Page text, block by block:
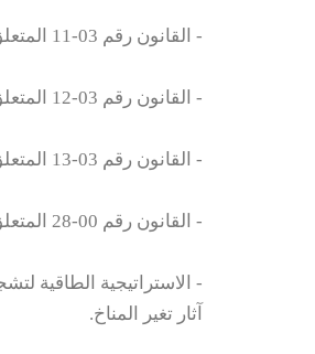
- القانون رقم 03-11 المتعلق بحماية واستصلاح البيئة.
- القانون رقم 03-12 المتعلق بدراسة التأثير على البيئة.
- القانون رقم 03-13 المتعلق بمحاربة تلوث الهواء.
- القانون رقم 00-28 المتعلق بتدبير النفايات والتخلص منها.
- الاستراتيجية الطاقية
آثار تغير المناخ.